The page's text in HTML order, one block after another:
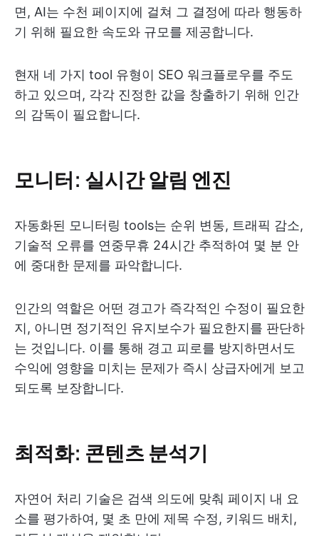
면, AI는 수천 페이지에 걸쳐 그 결정에 따라 행동하
기 위해 필요한 속도와 규모를 제공합니다.
현재 네 가지 tool 유형이 SEO 워크플로우를 주도
하고 있으며, 각각 진정한 값을 창출하기 위해 인간
의 감독이 필요합니다.
모니터: 실시간 알림 엔진
자동화된 모니터링 tools는 순위 변동, 트래픽 감소,
기술적 오류를 연중무휴 24시간 추적하여 몇 분 안
에 중대한 문제를 파악합니다.
인간의 역할은 어떤 경고가 즉각적인 수정이 필요한
지, 아니면 정기적인 유지보수가 필요한지를 판단하
는 것입니다. 이를 통해 경고 피로를 방지하면서도
수익에 영향을 미치는 문제가 즉시 상급자에게 보고
되도록 보장합니다.
최적화: 콘텐츠 분석기
자연어 처리 기술은 검색 의도에 맞춰 페이지 내 요
소를 평가하여, 몇 초 만에 제목 수정, 키워드 배치,